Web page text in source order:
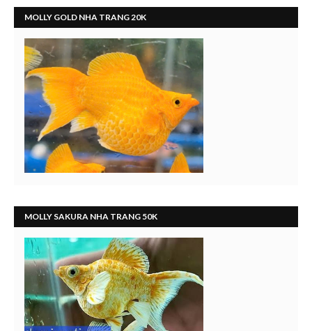
MOLLY GOLD NHA TRANG 20K
MOLLY SAKURA NHA TRANG 50K